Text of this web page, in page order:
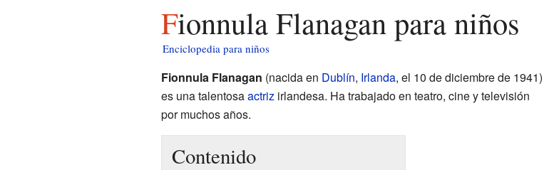
Fionnula Flanagan para niños
Enciclopedia para niños
Fionnula Flanagan (nacida en Dublín, Irlanda, el 10 de diciembre de 1941)
es una talentosaactrizirlandesa. Ha trabajado en teatro, cine y televisión
por muchos años.
Contenido